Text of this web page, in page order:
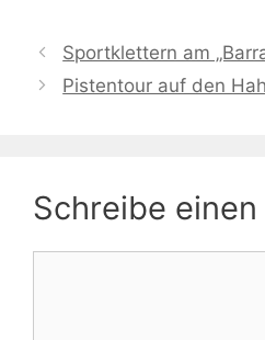
Sportklettern am
Pistentour auf den
Schreibe